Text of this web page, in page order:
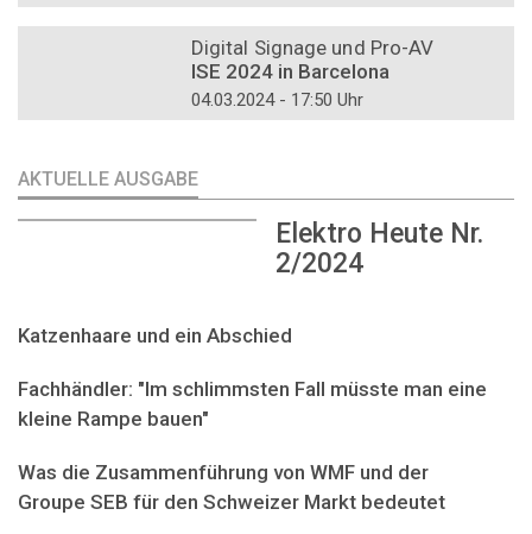
Digital Signage und Pro-AV
ISE 2024 in Barcelona
04.03.2024 - 17:50 Uhr
AKTUELLE AUSGABE
Elektro Heute Nr.
2/2024
Katzenhaare und ein Abschied
Fachhändler: "Im schlimmsten Fall müsste man eine
kleine Rampe bauen"
Was die Zusammenführung von WMF und der
Groupe SEB für den Schweizer Markt bedeutet